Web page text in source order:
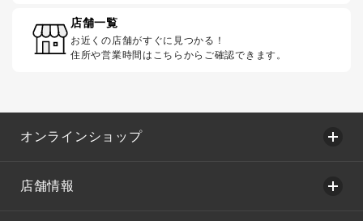
店舗一覧
お近くの店舗がすぐに見つかる！
住所や営業時間はこちらからご確認できます。
オンラインショップ
店舗情報